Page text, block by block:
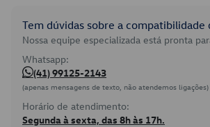
Tem dúvidas sobre a compatibilidade
Nossa equipe especializada está pronta
Whatsapp:
(41) 99125-2143
(apenas mensagens de texto, não atendemos ligações)
Horário de atendimento:
Segunda à sexta, das 8h às 17h.